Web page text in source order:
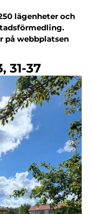
lägenheter och
på webbplatsen
31-37